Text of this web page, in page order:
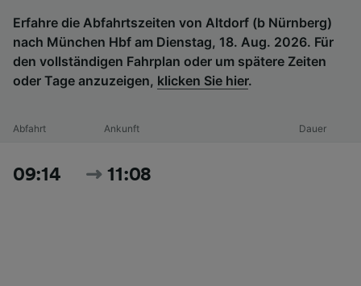
Erfahre die Abfahrtszeiten von Altdorf (b Nürnberg)
nach München Hbf am Dienstag, 18. Aug. 2026. Für
den vollständigen Fahrplan oder um spätere Zeiten
oder Tage anzuzeigen, klicken Sie hier.
Abfahrt Ankunft Dauer
09:14 11:08